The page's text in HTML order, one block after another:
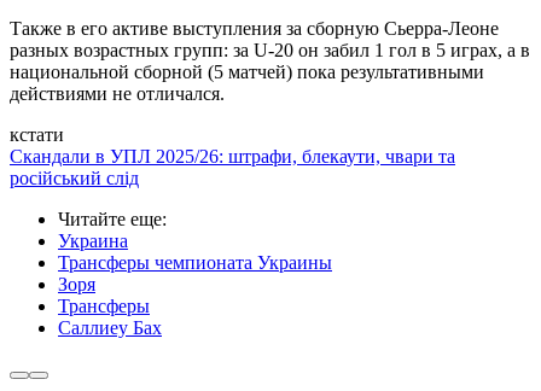
Также в его активе выступления за сборную Сьерра-Леоне
разных возрастных групп: за U-20 он забил 1 гол в 5 играх, а в
национальной сборной (5 матчей) пока результативными
действиями не отличался.
кстати
Скандали в УПЛ 2025/26: штрафи, блекаути, чвари та
російський слід
Читайте еще:
Украина
Трансферы чемпионата Украины
Зоря
Трансферы
Саллиеу Бах